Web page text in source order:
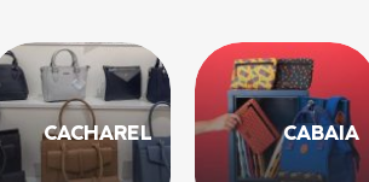
CABAIA
CACHAREL